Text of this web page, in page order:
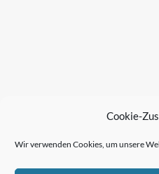
Cookie-
Wir verwenden Cookies, um unsere